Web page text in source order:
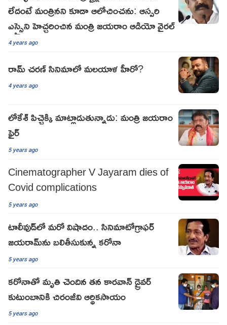
లేదంటే మంత్రినని కూడా ఆలోచించను: ఆస్పరి
ఎస్సైని హెచ్చరించిన మంత్రి జయరాం ఆడియో వైరల్
4 years ago
రామ్ చరణ్ సినిమాలో మలయాళ హీరో?
4 years ago
లోకేశ్ పిచ్చెక్కి మాట్లాడుతున్నాడు: మంత్రి జయరాం
ఫైర్
5 years ago
Cinematographer V Jayaram dies of
Covid complications
5 years ago
టాలీవుడ్‌లో మరో విషాదం.. సినిమాటోగ్రాఫర్
జయరామ్‌ను బలితీసుకున్న కరోనా
5 years ago
కరోనాతో మృతి చెందిన తన కారవాన్ డ్రైవర్
కుటుంబానికి చిరంజీవి ఆర్థికసాయం
5 years ago